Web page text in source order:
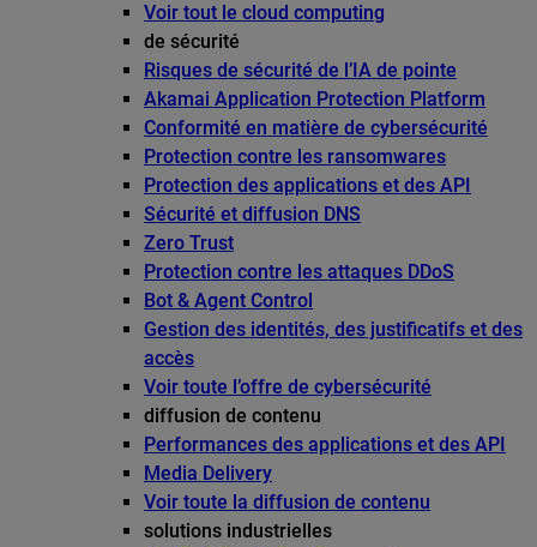
Voir tout le cloud computing
de sécurité
Risques de sécurité de l’IA de pointe
Akamai Application Protection Platform
Conformité en matière de cybersécurité
Protection contre les ransomwares
Protection des applications et des API
Sécurité et diffusion DNS
Zero Trust
Protection contre les attaques DDoS
Bot & Agent Control
Gestion des identités, des justificatifs et des
accès
Voir toute l’offre de cybersécurité
diffusion de contenu
Performances des applications et des API
Media Delivery
Voir toute la diffusion de contenu
solutions industrielles